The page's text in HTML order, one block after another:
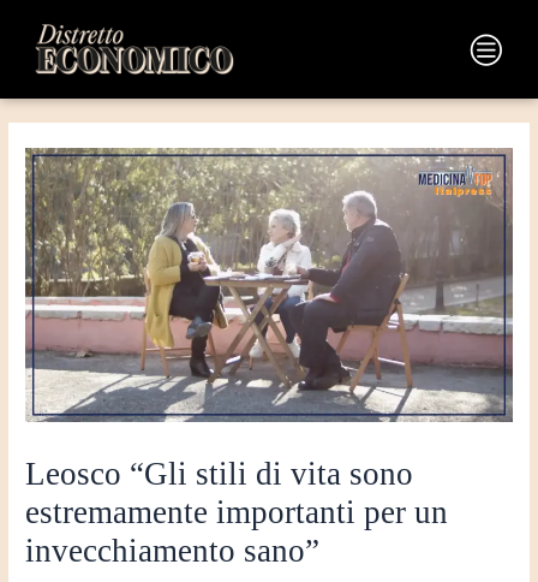
contenuto
Main
Menu
Leosco “Gli stili di vita sono
estremamente importanti per un
invecchiamento sano”
articoli